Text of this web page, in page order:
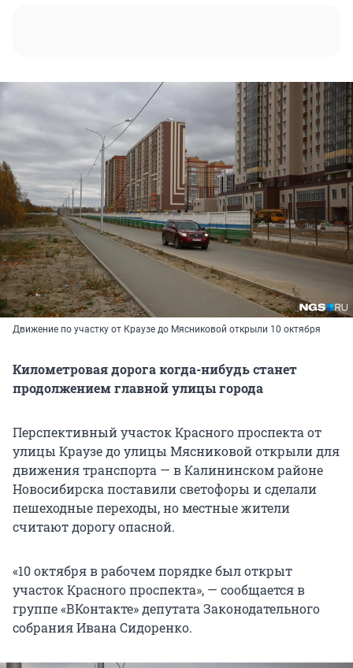
Движение по участку от Краузе до Мясниковой открыли 10 октября
Километровая дорога когда-нибудь станет
продолжением главной улицы города
Перспективный участок Красного проспекта от
улицы Краузе до улицы Мясниковой открыли для
движения транспорта — в Калининском районе
Новосибирска поставили светофоры и сделали
пешеходные переходы, но местные жители
считают дорогу опасной.
«10 октября в рабочем порядке был открыт
участок Красного проспекта», — сообщается в
группе «ВКонтакте» депутата Законодательного
собрания Ивана Сидоренко.